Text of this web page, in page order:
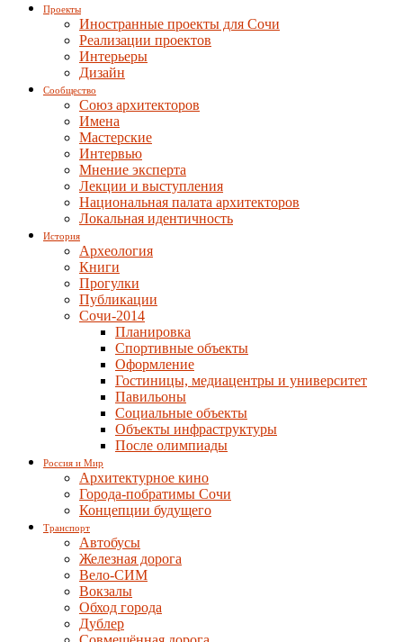
Проекты
Иностранные проекты для Сочи
Реализации проектов
Интерьеры
Дизайн
Сообщество
Союз архитекторов
Имена
Мастерские
Интервью
Мнение эксперта
Лекции и выступления
Национальная палата архитекторов
Локальная идентичность
История
Археология
Книги
Прогулки
Публикации
Сочи-2014
Планировка
Спортивные объекты
Оформление
Гостиницы, медиацентры и университет
Павильоны
Социальные объекты
Объекты инфраструктуры
После олимпиады
Россия и Мир
Архитектурное кино
Города-побратимы Сочи
Концепции будущего
Транспорт
Автобусы
Железная дорога
Вело-СИМ
Вокзалы
Обход города
Дублер